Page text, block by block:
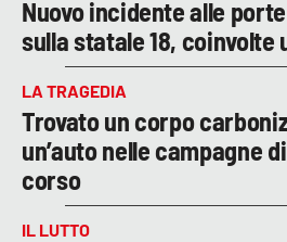
Nuovo incidente alle
sulla statale 18, coinvolte
LA TRAGEDIA
Trovato un corpo
un’auto nelle campagne
corso
IL LUTTO